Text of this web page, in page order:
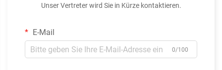
Unser Vertreter wird Sie in Kürze kontaktieren.
E-Mail
0/100